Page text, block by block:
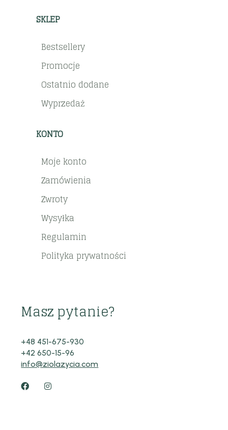
SKLEP
Bestsellery
Promocje
Ostatnio dodane
Wyprzedaż
KONTO
Moje konto
Zamówienia
Zwroty
Wysyłka
Regulamin
Polityka prywatności
Masz pytanie?
+48 451-675-930
+42 650-15-96
info@ziolazycia.com